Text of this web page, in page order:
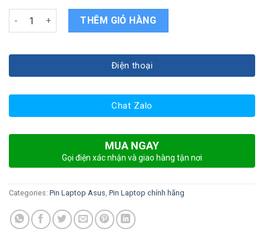
Pin laptop asus q500a quantity
THÊM GIỎ HÀNG
Điện thoại
Chat Zalo
MUA NGAY
Gọi điện xác nhận và giao hàng tận nơi
Categories: Pin Laptop Asus, Pin Laptop chính hãng